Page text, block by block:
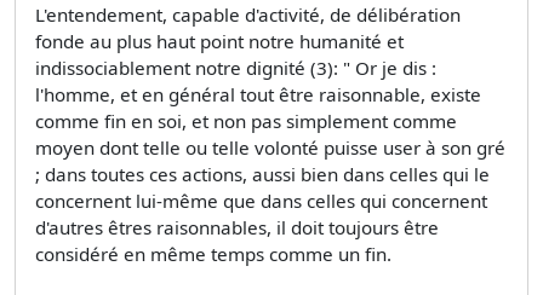
L'entendement, capable d'activité, de délibération
fonde au plus haut point notre humanité et
indissociablement notre dignité (3): " Or je dis :
l'homme, et en général tout être raisonnable, existe
comme fin en soi, et non pas simplement comme
moyen dont telle ou telle volonté puisse user à son gré
; dans toutes ces actions, aussi bien dans celles qui le
concernent lui-même que dans celles qui concernent
d'autres êtres raisonnables, il doit toujours être
considéré en même temps comme un fin.